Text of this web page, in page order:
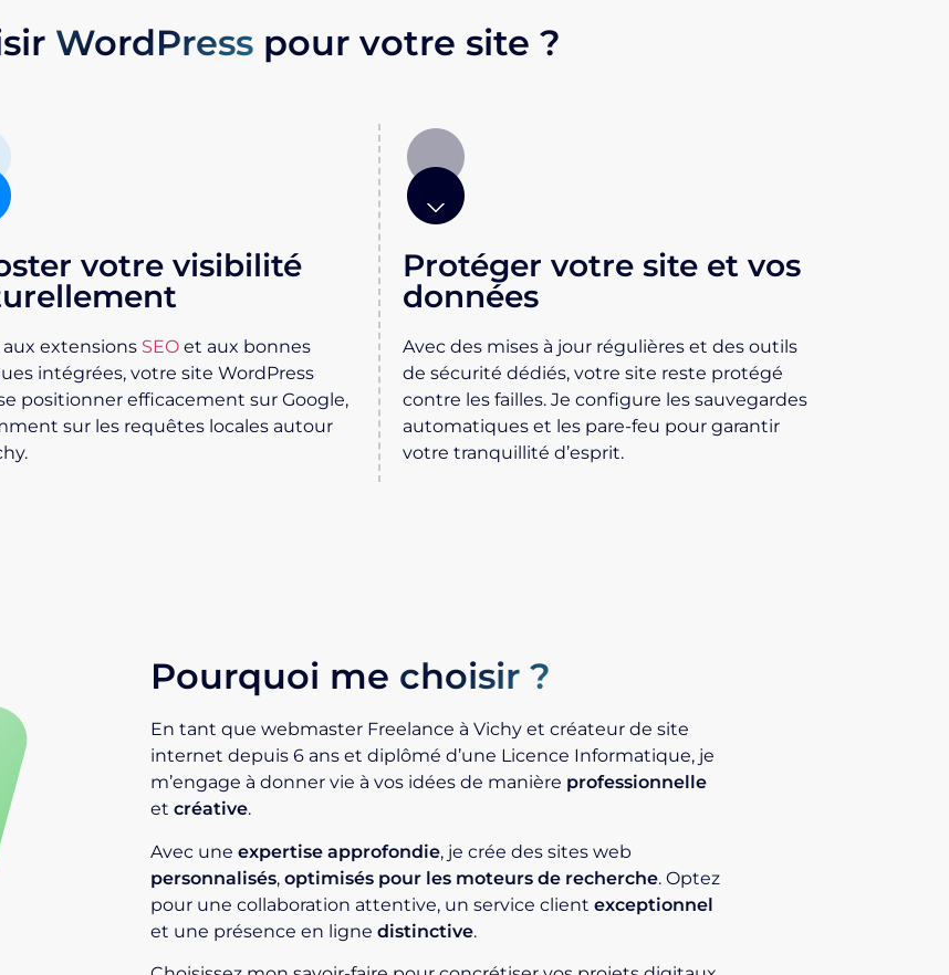
WordPress pour votre site ?
votre visibilité
aux extensions SEO et aux bonnes
intégrées, votre site WordPress
positionner efficacement sur Google,
sur les requêtes locales autour
Protéger votre site et vos
données
Avec des mises à jour régulières et des outils
de sécurité dédiés, votre site reste protégé
contre les failles. Je configure les sauvegardes
automatiques et les pare-feu pour garantir
votre tranquillité d’esprit.
Pourquoi me choisir ?
En tant quewebmaster Freelance à Vichy et créateur de site
internet depuis 6 ans et diplômé d’une Licence Informatique, je
m’engage à donner vie à vos idées de manière professionnelle
etcréative.
Avec uneexpertise approfondie, je crée des sites web
personnalisés,optimisés pour les moteurs de recherche. Optez
pour une collaboration attentive, un service clientexceptionnel
et une présence en lignedistinctive.